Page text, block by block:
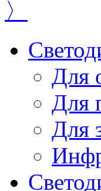
〉
Для
Для
Для